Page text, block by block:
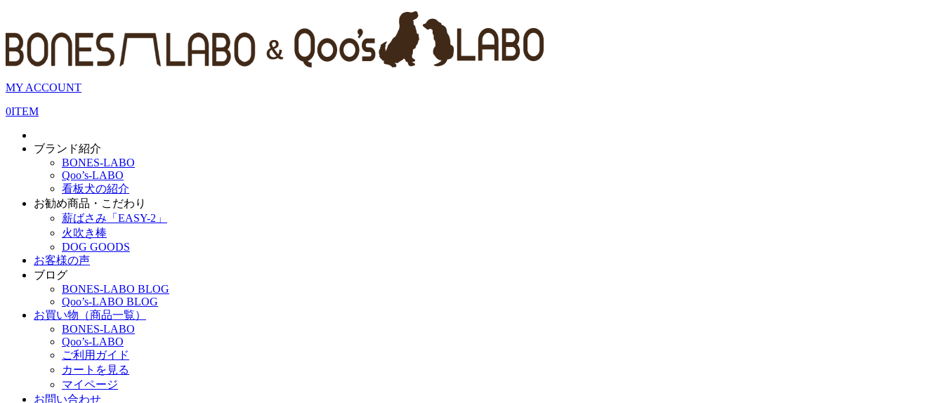
MY ACCOUNT
0ITEM
ブランド紹介
BONES-LABO
Qoo’s-LABO
看板犬の紹介
お勧め商品・こだわり
薪ばさみ「EASY-2」
火吹き棒
DOG GOODS
お客様の声
ブログ
BONES-LABO BLOG
Qoo’s-LABO BLOG
お買い物（商品一覧）
BONES-LABO
Qoo’s-LABO
ご利用ガイド
カートを見る
マイページ
お問い合わせ